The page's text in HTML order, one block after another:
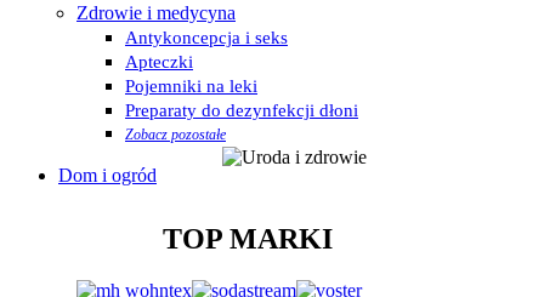
Zdrowie i medycyna
Antykoncepcja i seks
Apteczki
Pojemniki na leki
Preparaty do dezynfekcji dłoni
Zobacz pozostałe
Dom i ogród
TOP MARKI